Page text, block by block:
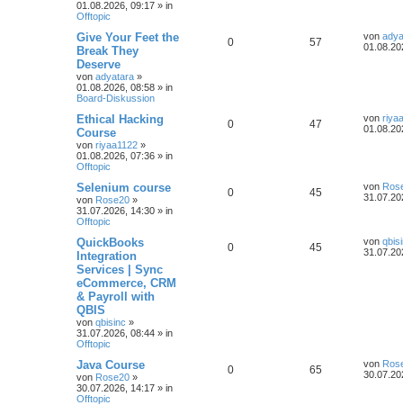
01.08.2026, 09:17 » in
Offtopic
Give Your Feet the
Break They
Deserve
von adyatara »
01.08.2026, 08:58 » in
Board-Diskussion
0 57 von
Ethical Hacking
Course
von riyaa1122 »
01.08.2026, 07:36 » in
Offtopic
0 47 von
Selenium course
von Rose20 »
31.07.2026, 14:30 » in
Offtopic
0 45 von
QuickBooks
Integration
Services | Sync
eCommerce, CRM
& Payroll with
QBIS
von qbisinc »
31.07.2026, 08:44 » in
Offtopic
0 45 von
Java Course
von Rose20 »
30.07.2026, 14:17 » in
Offtopic
0 65 von